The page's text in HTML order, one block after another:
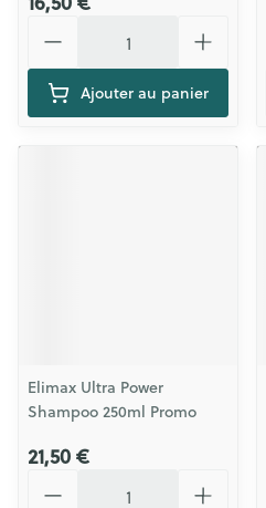
Ajouter au panier
Elimax Ultra Power
Shampoo 250ml Promo
21,50 €